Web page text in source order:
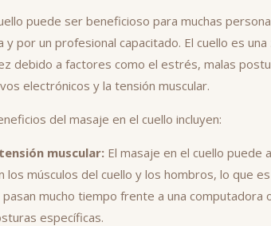
puede ser beneficioso para muchas
y por un profesional capacitado. El cuello es
debido a factores como el estrés, malas
electrónicos y la tensión muscular.
del masaje en el cuello incluyen:
muscular:El masaje en el cuello puede
los músculos del cuello y los hombros, lo que
mucho tiempo frente a una computadora
específicas.